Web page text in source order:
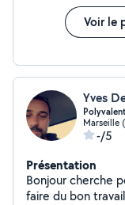
Voir le
Yves
Marseille
-/5
Présentation
Bonjour cherche
faire du bon